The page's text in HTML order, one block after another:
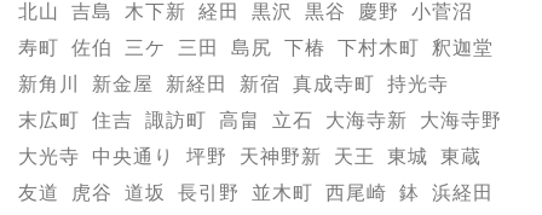
北山
吉島 木下新 経田 黒沢 黒谷 慶野
小菅沼
寿町
佐伯 三ケ 三田 島尻 下椿 下村木町
釈迦堂
新角川
新金屋 新経田 新宿 真成寺町
持光寺
末広町
住吉 諏訪町 高畠 立石 大海寺新
大海寺野
大光寺
中央通り 坪野 天神野新 天王 東城
東蔵
友道
虎谷 道坂 長引野 並木町 西尾崎 鉢 浜経田